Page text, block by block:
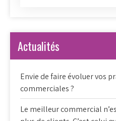
Actualités
Envie de faire évoluer vos
commerciales ?
Le meilleur commercial